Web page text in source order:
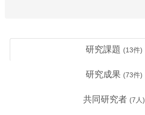
研究課題 (13件)
研究成果 (73件)
共同研究者 (7 人)